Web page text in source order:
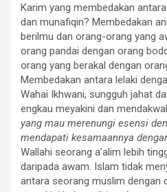
Karim yang membedakan
dan munafiqin? Membedakan
berilmu dan orang-orang yang
orang pandai dengan orang
orang yang berakal dengan
Membedakan antara lelaki
Wahai Ikhwani, sungguh jahat
engkau meyakini dan
yang mau merenungi esensi
mendapati kesamaannya
Wallahi seorang a’alim lebih
daripada awam. Islam tidak
antara seorang muslim dengan